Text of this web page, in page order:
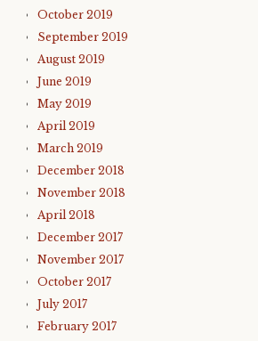
October 2019
September 2019
August 2019
June 2019
May 2019
April 2019
March 2019
December 2018
November 2018
April 2018
December 2017
November 2017
October 2017
July 2017
February 2017